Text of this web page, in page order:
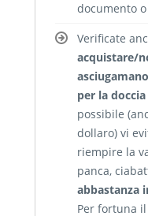
documento
Verificate
acquistare/
per la
possibile
dollaro) vi
riempire la
panca,
abbastanza
Per fortuna